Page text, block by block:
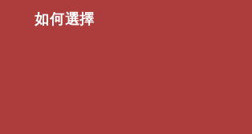
如何選擇